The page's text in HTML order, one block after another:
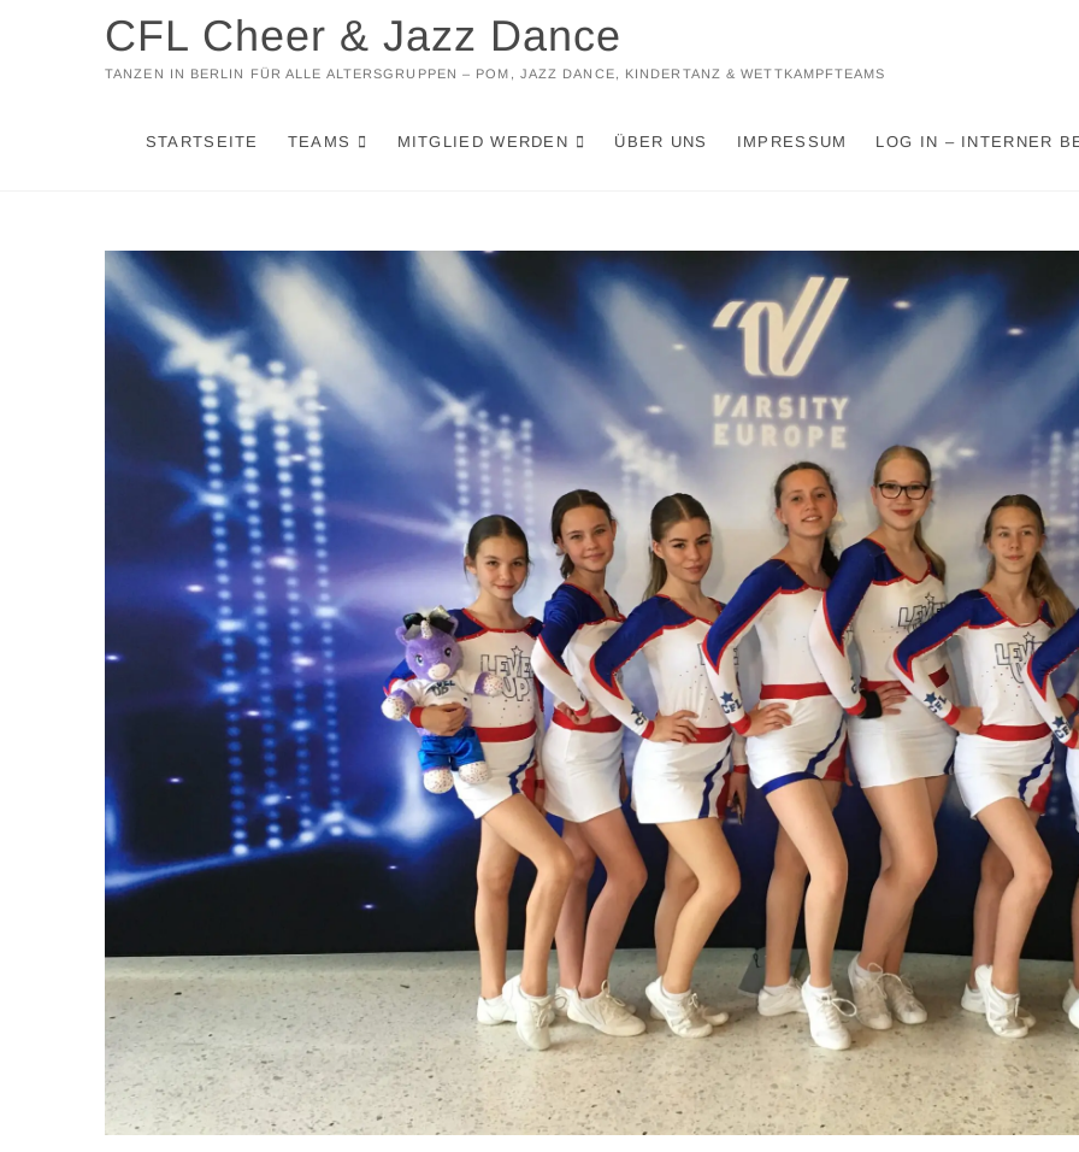
CFL Cheer & Jazz Dance
TANZEN IN BERLIN FÜR ALLE ALTERSGRUPPEN – POM, JAZZ DANCE, KINDERTANZ & WETTKAMPFTEAMS
STARTSEITE TEAMS MITGLIED WERDEN ÜBER UNS IMPRESSUM LOG IN – INTERNER